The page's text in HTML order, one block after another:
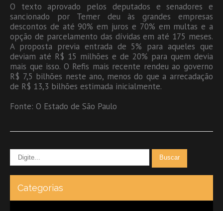
O texto aprovado pelos deputados e senadores e
sancionado por Temer deu às grandes empresas
descontos de até 90% em juros e 70% em multas e a
opção de parcelamento das dívidas em até 175 meses.
A proposta previa entrada de 5% para aqueles que
deviam até R$ 15 milhões e de 20% para quem devia
mais que isso. O Refis mais recente rendeu ao governo
R$ 7,5 bilhões neste ano, menos do que a arrecadação
de R$ 13,3 bilhões estimada inicialmente.
Fonte: O Estado de São Paulo
Categorias